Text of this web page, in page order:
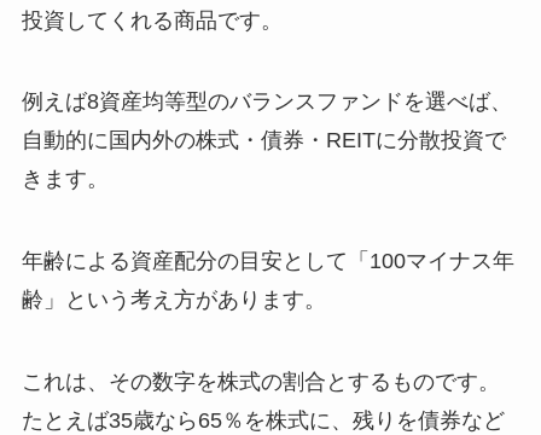
投資してくれる商品です。
例えば8資産均等型のバランスファンドを選べば、
自動的に国内外の株式・債券・REITに分散投資で
きます。
年齢による資産配分の目安として「100マイナス年
齢」という考え方があります。
これは、その数字を株式の割合とするものです。
たとえば35歳なら65％を株式に、残りを債券など